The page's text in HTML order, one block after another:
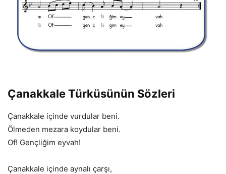
Çanakkale Türküsünün Sözleri
Çanakkale içinde vurdular beni.
Ölmeden mezara koydular beni.
Of! Gençliğim eyvah!
Çanakkale içinde aynalı çarşı,